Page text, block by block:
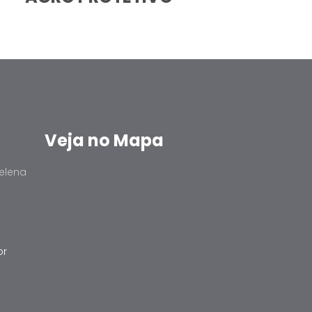
Veja no Mapa